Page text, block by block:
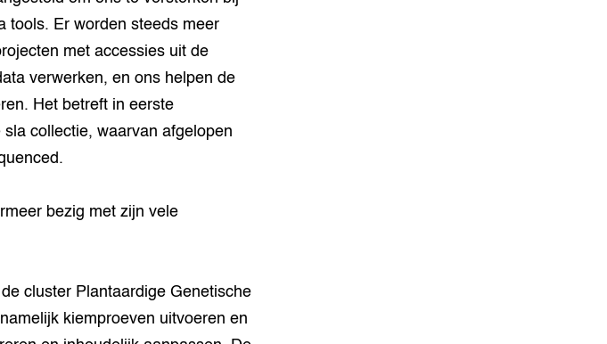
tools. Er worden steeds meer
met accessies uit de
verwerken, en ons helpen de
Het betreft in eerste
collectie, waarvan afgelopen
bezig met zijn vele
cluster Plantaardige Genetische
kiemproeven uitvoeren en